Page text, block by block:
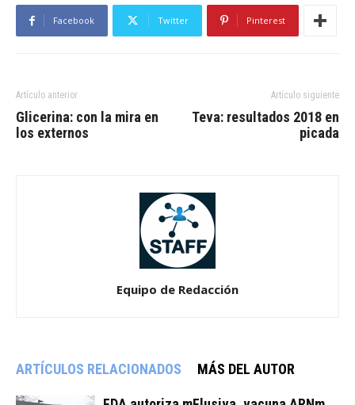
Facebook Twitter Pinterest
Artículo anterior
Glicerina: con la mira en
los externos
Artículo siguiente
Teva: resultados 2018 en
picada
Equipo de Redacción
ARTÍCULOS RELACIONADOS MÁS DEL AUTOR